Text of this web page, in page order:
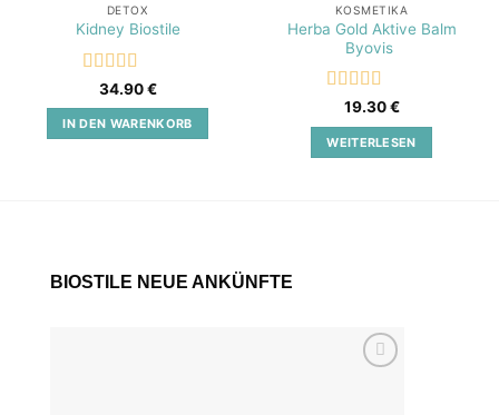
DETOX
Kidney Biostile
Bewertet
mit5von 5
34.90€
IN DEN WARENKORB
KOSMETIKA
Herba Gold Aktive Balm
Byovis
Bewertet
mit5von 5
19.30€
WEITERLESEN
BIOSTILE NEUE ANKÜNFTE